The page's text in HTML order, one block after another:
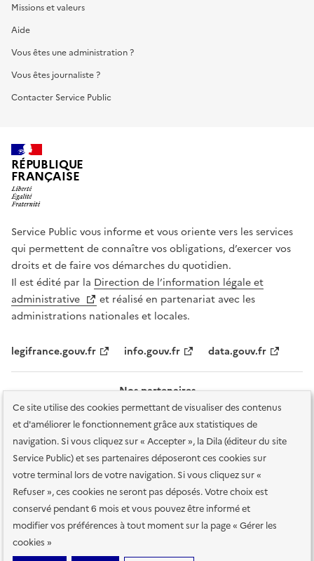
Ce site utilise des cookies permettant de visualiser des contenus
et d'améliorer le fonctionnement grâce aux statistiques de
navigation. Si vous cliquez sur « Accepter », la Dila (éditeur du site
Service Public) et ses partenaires déposeront ces cookies sur
votre terminal lors de votre navigation. Si vous cliquez sur «
Refuser », ces cookies ne seront pas déposés. Votre choix est
conservé pendant 6 mois et vous pouvez être informé et
modifier vos préférences à tout moment sur la page « Gérer les
cookies »
Missions et valeurs
Aide
Vous êtes une administration ?
Vous êtes journaliste ?
Contacter Service Public
RÉPUBLIQUE
FRANÇAISE
Service Public vous informe et vous oriente vers les services
qui permettent de connaître vos obligations, d’exercer vos
droits et de faire vos démarches du quotidien.
Il est édité par la Direction de l’information légale et
administrative
et réalisé en partenariat avec les
administrations nationales et locales.
legifrance.gouv.fr info.gouv.fr data.gouv.fr
Nos partenaires
Plan du site Accessibilité : totalement conforme
Accessibilité des
services en ligne Mentions légales Données personnelles et sécurité
Conditions générales d'utilisation Gestion des cookies